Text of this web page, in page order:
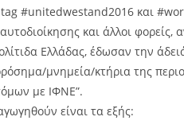
#unitedwestand2016 και
και άλλοι
Ελλάδας, έδωσαν την
μνημεία/κτήρια της
με ΙΦΝΕ”.
είναι τα εξής: